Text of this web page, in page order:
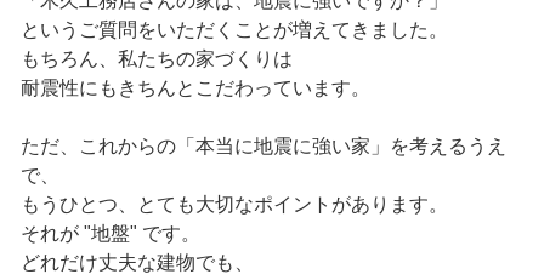
というご質問をいただくことが増えてきました。
もちろん、私たちの家づくりは
耐震性にもきちんとこだわっています。
ただ、これからの「本当に地震に強い家」を考えるうえ
で、
もうひとつ、とても大切なポイントがあります。
それが "地盤" です。
どれだけ丈夫な建物でも、